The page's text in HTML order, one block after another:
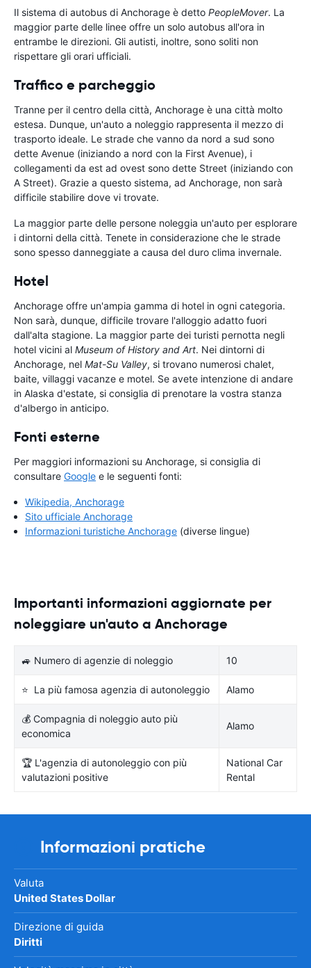
Il sistema di autobus di Anchorage è detto PeopleMover. La
maggior parte delle linee offre un solo autobus all'ora in
entrambe le direzioni. Gli autisti, inoltre, sono soliti non
rispettare gli orari ufficiali.
Traffico e parcheggio
Tranne per il centro della città, Anchorage è una città molto
estesa. Dunque, un'auto a noleggio rappresenta il mezzo di
trasporto ideale. Le strade che vanno da nord a sud sono
dette Avenue (iniziando a nord con la First Avenue), i
collegamenti da est ad ovest sono dette Street (iniziando con
A Street). Grazie a questo sistema, ad Anchorage, non sarà
difficile stabilire dove vi trovate.
La maggior parte delle persone noleggia un'auto per esplorare
i dintorni della città. Tenete in considerazione che le strade
sono spesso danneggiate a causa del duro clima invernale.
Hotel
Anchorage offre un'ampia gamma di hotel in ogni categoria.
Non sarà, dunque, difficile trovare l'alloggio adatto fuori
dall'alta stagione. La maggior parte dei turisti pernotta negli
hotel vicini al Museum of History and Art. Nei dintorni di
Anchorage, nel Mat-Su Valley, si trovano numerosi chalet,
baite, villaggi vacanze e motel. Se avete intenzione di andare
in Alaska d'estate, si consiglia di prenotare la vostra stanza
d'albergo in anticipo.
Fonti esterne
Per maggiori informazioni su Anchorage, si consiglia di
consultare Google e le seguenti fonti:
Wikipedia, Anchorage
Sito ufficiale Anchorage
Informazioni turistiche Anchorage (diverse lingue)
Importanti informazioni aggiornate per
noleggiare un'auto a Anchorage
🚙 Numero di agenzie di noleggio 10
⭐ La più famosa agenzia di autonoleggio Alamo
💰 Compagnia di noleggio auto più
economica
Alamo
🏆 L'agenzia di autonoleggio con più
valutazioni positive
National Car
Rental
Informazioni pratiche
Valuta
United States Dollar
Direzione di guida
Diritti